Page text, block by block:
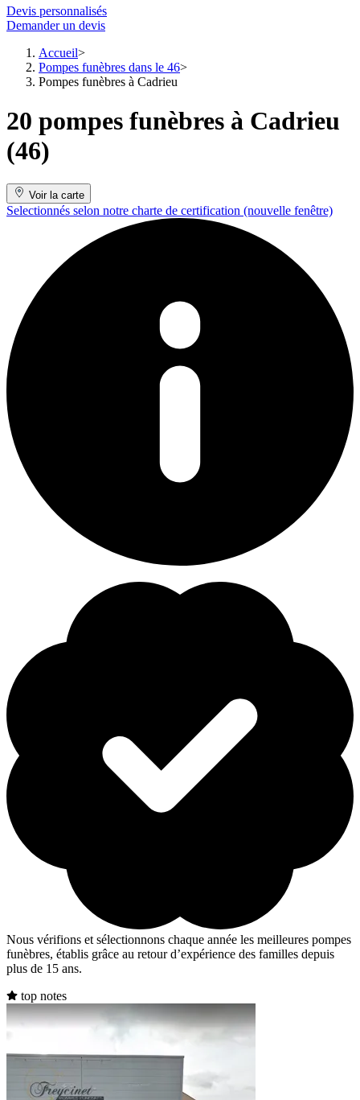
Devis personnalisés
Demander un devis
Accueil
Pompes funèbres dans le 46
Pompes funèbres à Cadrieu
20 pompes funèbres à Cadrieu
(46)
Voir la carte
Selectionnés selon notre charte de certification (nouvelle fenêtre)
Nous vérifions et sélectionnons chaque année les meilleures pompes
funèbres, établis grâce au retour d’expérience des familles depuis
plus de 15 ans.
top notes